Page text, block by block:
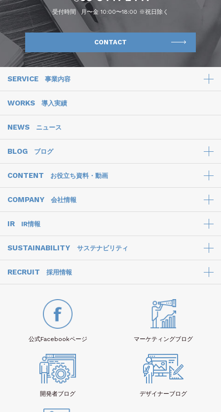
受付時間 月〜金 10:00〜18:00 ※祝日除く
CONTACT
SERVICE 事業内容
WORKS 導入実績
NEWS ニュース
BLOG ブログ
CONTENT お役立ち資料・動画
COMPANY 会社情報
IR IR情報
SUSTAINABILITY サステナビリティ
RECRUIT 採用情報
公式Facebookページ マーケティングブログ
開発者ブログ デザイナーブログ